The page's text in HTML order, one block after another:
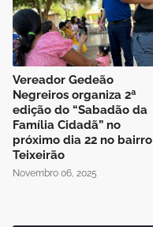
Vereador Gedeão
Negreiros organiza 2ª
edição do “Sabadão da
Família Cidadã” no
próximo dia 22 no bairro
Teixeirão
Novembro 06, 2025